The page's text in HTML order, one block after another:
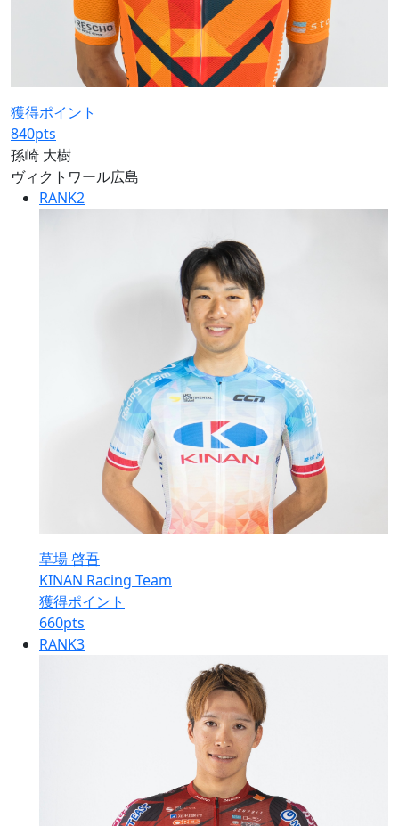
獲得ポイント
840pts
孫崎 大樹
ヴィクトワール広島
RANK2
草場 啓吾
KINAN Racing Team
獲得ポイント
660pts
RANK3